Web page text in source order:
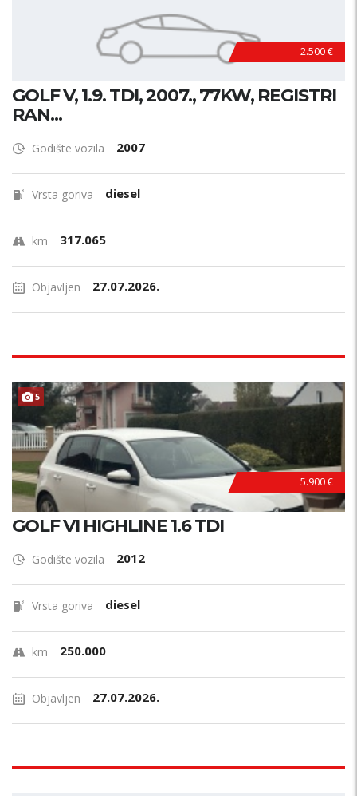
2.500 €
GOLF V, 1.9. TDI, 2007., 77KW, REGISTRI
RAN...
Godište vozila 2007
Vrsta goriva diesel
km 317.065
Objavljen 27.07.2026.
5
5.900 €
GOLF VI HIGHLINE 1.6 TDI
Godište vozila 2012
Vrsta goriva diesel
km 250.000
Objavljen 27.07.2026.